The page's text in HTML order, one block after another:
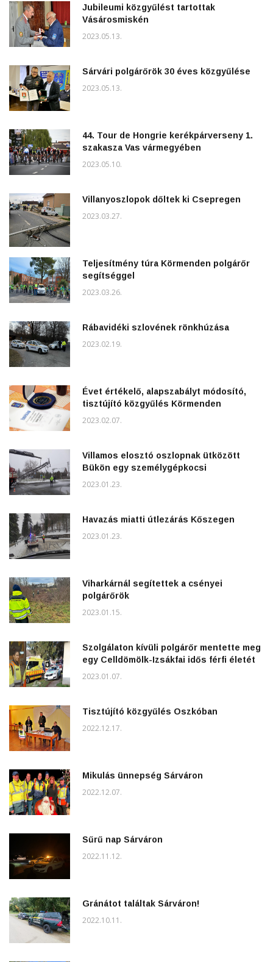
Jubileumi közgyűlést tartottak
Vásárosmiskén
2023.05.13.
Sárvári polgárőrök 30 éves közgyűlése
2023.05.13.
44. Tour de Hongrie kerékpárverseny 1.
szakasza Vas vármegyében
2023.05.10.
Villanyoszlopok dőltek ki Csepregen
2023.03.27.
Teljesítmény túra Körmenden polgárőr
segítséggel
2023.03.26.
Rábavidéki szlovének rönkhúzása
2023.02.19.
Évet értékelő, alapszabályt módosító,
tisztújító közgyűlés Körmenden
2023.02.07.
Villamos elosztó oszlopnak ütközött
Bükön egy személygépkocsi
2023.01.23.
Havazás miatti útlezárás Kőszegen
2023.01.23.
Viharkárnál segítettek a csényei
polgárőrök
2023.01.15.
Szolgálaton kívüli polgárőr mentette meg
egy Celldömölk-Izsákfai idős férfi életét
2023.01.07.
Tisztújító közgyűlés Oszkóban
2022.12.17.
Mikulás ünnepség Sárváron
2022.12.07.
Sűrű nap Sárváron
2022.11.12.
Gránátot találtak Sárváron!
2022.10.11.